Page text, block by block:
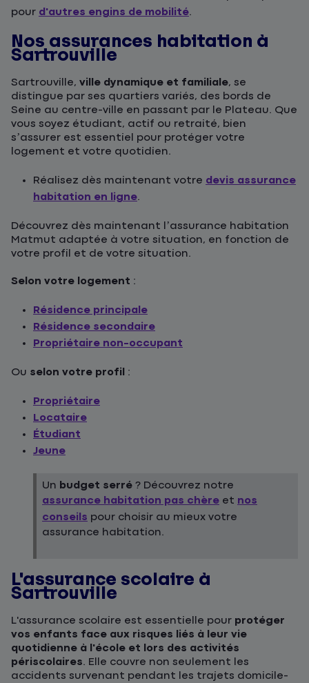
pour d'autres engins de mobilité.
Nos assurances habitation à
Sartrouville
Sartrouville, ville dynamique et familiale, se
distingue par ses quartiers variés, des bords de
Seine au centre-ville en passant par le Plateau. Que
vous soyez étudiant, actif ou retraité, bien
s’assurer est essentiel pour protéger votre
logement et votre quotidien.
Réalisez dès maintenant votre devis assurance
habitation en ligne.
Découvrez dès maintenant l’assurance habitation
Matmut adaptée à votre situation, en fonction de
votre profil et de votre situation.
Selon votre logement :
Résidence principale
Résidence secondaire
Propriétaire non-occupant
Ou selon votre profil :
Propriétaire
Locataire
Étudiant
Jeune
Un budget serré ? Découvrez notre
assurance habitation pas chère et nos
conseils pour choisir au mieux votre
assurance habitation.
L'assurance scolaire à
Sartrouville
L'assurance scolaire est essentielle pour protéger
vos enfants face aux risques liés à leur vie
quotidienne à l'école et lors des activités
périscolaires. Elle couvre non seulement les
accidents survenant pendant les trajets domicile-